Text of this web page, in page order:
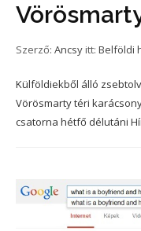
Szerző: Ancsy itt: Belföldi
Külföldiekből álló
Vörösmarty téri
csatorna hétfő délutáni